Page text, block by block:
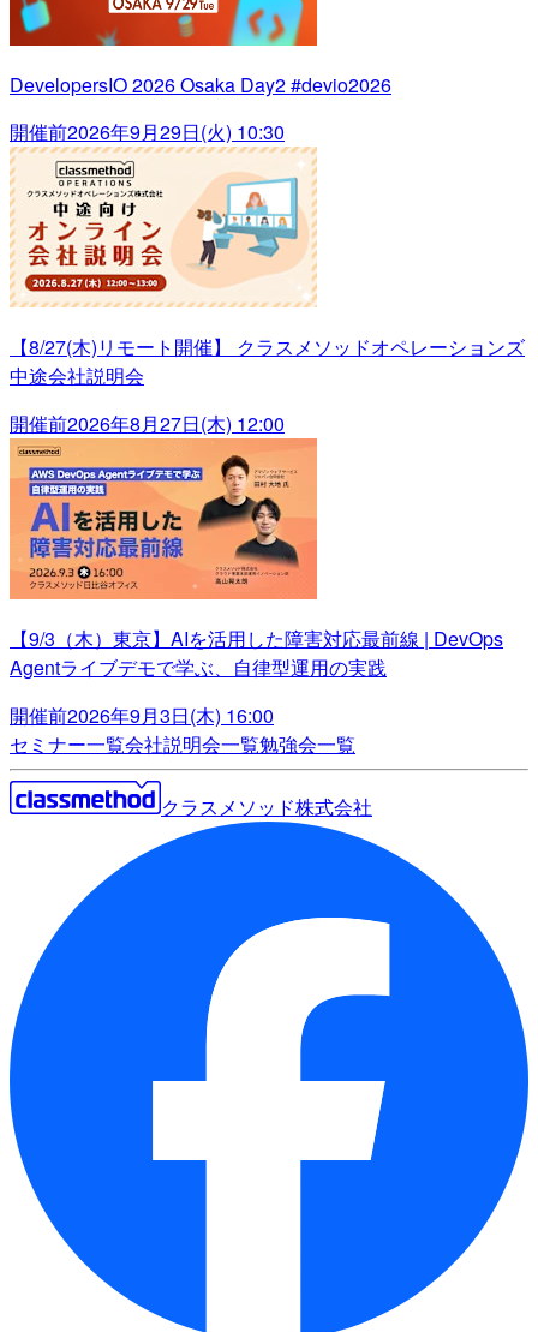
DevelopersIO 2026 Osaka Day2 #devio2026
開催前2026年9月29日(火) 10:30
【8/27(木)リモート開催】 クラスメソッドオペレーションズ
中途会社説明会
開催前2026年8月27日(木) 12:00
【9/3（木）東京】AIを活用した障害対応最前線 | DevOps
Agentライブデモで学ぶ、自律型運用の実践
開催前2026年9月3日(木) 16:00
セミナー一覧会社説明会一覧勉強会一覧
クラスメソッド株式会社